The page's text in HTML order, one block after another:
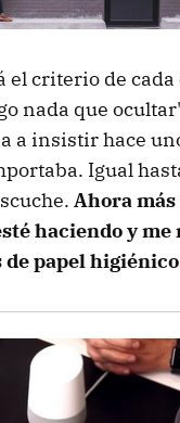
el criterio de cada
nada que
a insistir hace
Igual
Ahora
haciendo y me
de papel higiénico